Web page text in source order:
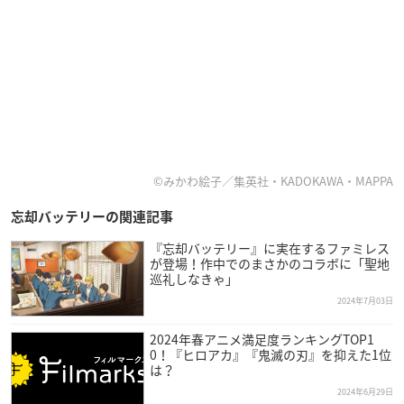
©みかわ絵子／集英社・KADOKAWA・MAPPA
忘却バッテリーの関連記事
『忘却バッテリー』に実在するファミレス
が登場！作中でのまさかのコラボに「聖地
巡礼しなきゃ」
2024年7月03日
2024年春アニメ満足度ランキングTOP1
0！『ヒロアカ』『鬼滅の刃』を抑えた1位
は？
2024年6月29日